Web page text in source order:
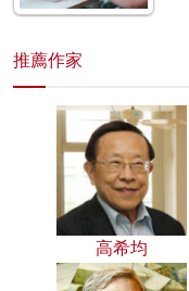
推薦作家
高希均